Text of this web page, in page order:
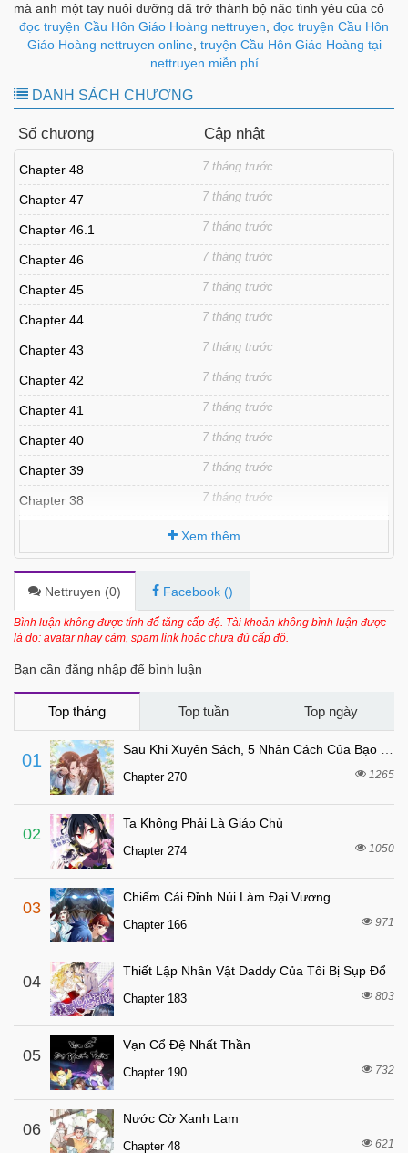
mà anh một tay nuôi dưỡng đã trở thành bộ não tình yêu của cô
gái đeo sách, gây náo loạn trong nước, và anh tàn nhẫn vì những
lời nhảm nhí của cô gái về việc giết em gái mình. Sau khi được tái
sinh, bạn có yêu không? Nhốt tôi lại! Nuôi một con sói mắt trắng
sách hét lên rằng vầng hào quang của nữ chính muốn làm rung
khi tất cả răng của bạn rơi ra! Ta lo lắng Giáo Hoàng và Thập
Nhất Nương sẽ cùng nhau làm rối tung nền tảng của đế quốc,
cho nên lừa hắn kết hôn!
đọc truyện Cầu Hôn Giáo Hoàng nettruyen đọc truyện Cầu Hôn
Giáo Hoàng nettruyen online, truyện Cầu Hôn Giáo Hoàng tại
nettruyen miễn phí
DANH SÁCH CHƯƠNG
Số chương Cập nhật
Chapter 48 7 tháng trước
Chapter 47 7 tháng trước
Chapter 46.1 7 tháng trước
Chapter 46 7 tháng trước
Chapter 45 7 tháng trước
Chapter 44 7 tháng trước
Chapter 43 7 tháng trước
Chapter 42 7 tháng trước
Chapter 41 7 tháng trước
Chapter 40 7 tháng trước
Chapter 39 7 tháng trước
Chapter 38 7 tháng trước
Chapter 36 7 tháng trước
Chapter 35 7 tháng trước
Chapter 34 7 tháng trước
7 tháng trước
Chapter 31 7 tháng trước
Chapter 30
Chapter 29
Chapter 28
Chapter 27 7 tháng trước
Chapter 26
Chapter 25
Chapter 24
Chapter 23 7 tháng trước
Chapter 22 7 tháng trước
Chapter 21
Chapter 20 7 tháng trước
Chapter 19
Chapter 18 7 tháng trước
Chapter 17
Xem thêm
Nettruyen (0) Facebook ()
Bình luận không được tính để tăng cấp độ. Tài khoản không bình luận được
là do: avatar nhạy cảm, spam link hoặc chưa đủ cấp độ.
Bạn cần đăng nhập để bình luận
Top tháng Top tuần Top ngày
01
Chapter 270 1265
02
Ta Không Phải Là Giáo Chủ
Chapter 274 1050
03
Chiếm Cái Đỉnh Núi Làm Đại Vương
Chapter 166 971
04
Thiết Lập Nhân Vật Daddy Của Tôi Bị Sụp Đổ
Chapter 183 803
05
Vạn Cổ Đệ Nhất Thần
Chapter 190 732
06
Nước Cờ Xanh Lam
Chapter 48 621